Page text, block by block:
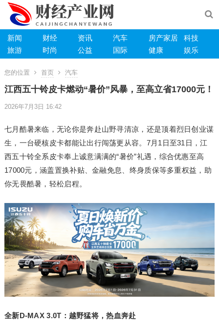
新闻 财经 资讯 汽车 房产家居
科技
旅游
时尚 公益 国际 健康 娱乐
您的位置 首页 汽车
江西五十铃皮卡燃动“暑价”风暴，至高立省17000元！
2026年7月3日 16:42
七月酷暑来临，无论你是奔赴山野寻清凉，还是顶着烈日创业谋
生，一台硬核皮卡都能让出行闯荡更从容。7月1日至31日，江
西五十铃全系皮卡奉上诚意满满的“暑价”礼遇，综合优惠至高
17000元，涵盖置换补贴、金融免息、终身质保等多重权益，助
你无畏酷暑，轻松启程。
全新D-MAX 3.0T：越野猛将，热血奔赴